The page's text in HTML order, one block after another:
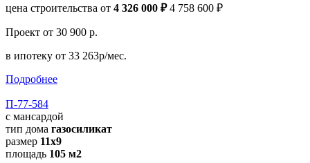
цена строительства от 4 326 000 ₽ 4 758 600 ₽
Проект от 30 900 р.
в ипотеку от 33 263р/мес.
Подробнее
П-77-584
с мансардой
тип дома газосиликат
размер 11х9
площадь 105 м2